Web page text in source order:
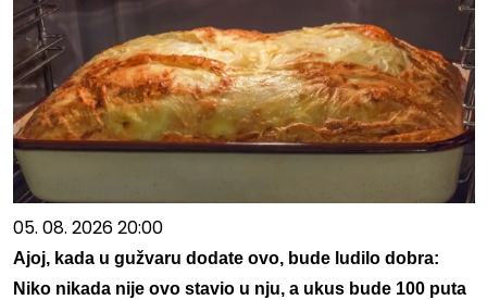
05. 08. 2026 20:00
Ajoj, kada u gužvaru dodate ovo, bude ludilo dobra:
Niko nikada nije ovo stavio u nju, a ukus bude 100 puta